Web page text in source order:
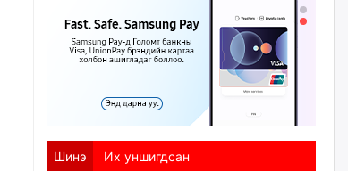
Шинэ Их уншигдсан